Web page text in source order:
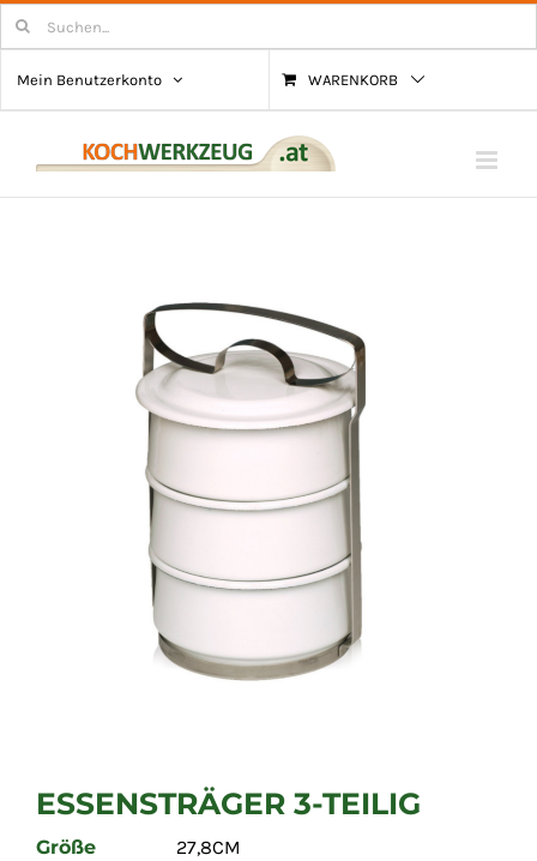
Zum
Inhalt
springen
Suchen
nach:
Mein Benutzerkonto
WARENKORB
ESSENSTRÄGER 3-TEILIG
Größe 27,8CM